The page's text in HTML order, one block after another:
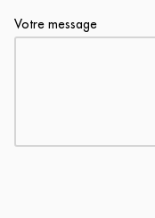
Votre message